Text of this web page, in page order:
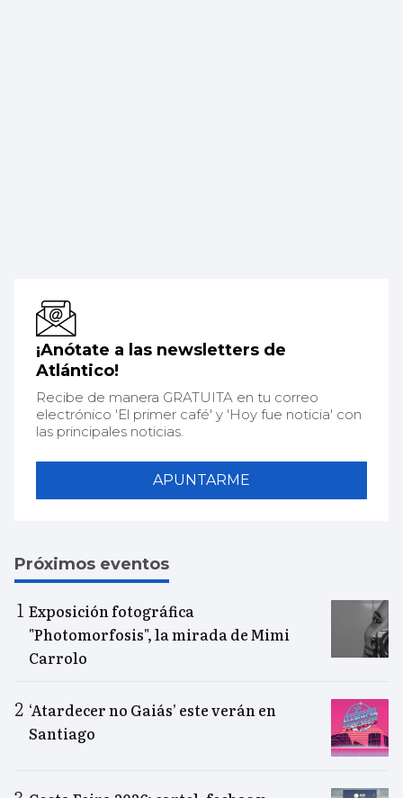
¡Anótate a las newsletters de
Atlántico!
Recibe de manera GRATUITA en tu correo
electrónico 'El primer café' y 'Hoy fue noticia' con
las principales noticias.
APUNTARME
Próximos eventos
Exposición fotográfica
"Photomorfosis", la mirada de Mimi
Carrolo
‘Atardecer no Gaiás’ este verán en
Santiago